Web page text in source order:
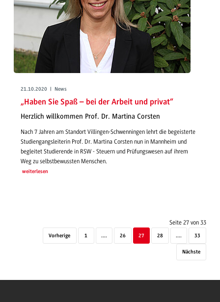
21.10.2020 | News
„Haben Sie Spaß – bei der Arbeit und privat“
Herzlich willkommen Prof. Dr. Martina Corsten
Nach 7 Jahren am Standort Villingen-Schwenningen lehrt die begeisterte
Studiengangsleiterin Prof. Dr. Martina Corsten nun in Mannheim und
begleitet Studierende in RSW - Steuern und Prüfungswesen auf ihrem
Weg zu selbstbewussten Menschen.
weiterlesen
Seite 27 von 33
Vorherige 1 .... 26 27 28 .... 33
Nächste